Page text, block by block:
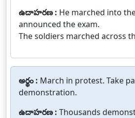
ఉదాహరణ : He marched into
announced the exam.
The soldiers marched across
అర్థం : March in protest. Take
demonstration.
ఉదాహరణ : Thousands